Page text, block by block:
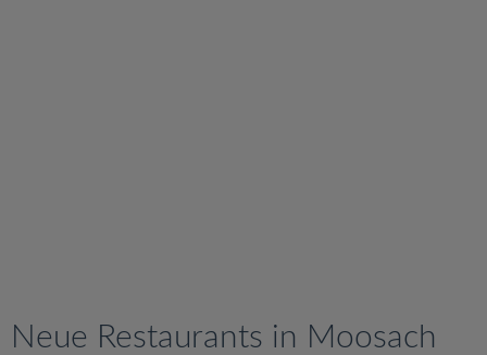
Neue Restaurants in Moosach